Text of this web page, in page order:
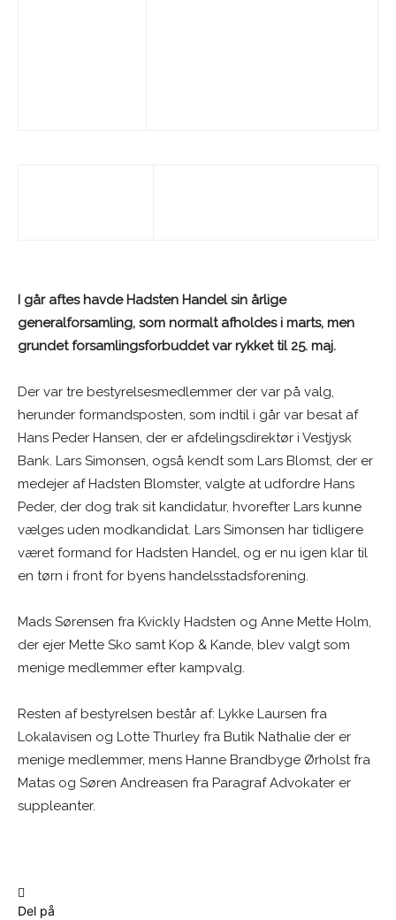
I går aftes havde Hadsten Handel sin årlige
generalforsamling, som normalt afholdes i marts, men
grundet forsamlingsforbuddet var rykket til 25. maj.
Der var tre bestyrelsesmedlemmer der var på valg,
herunder formandsposten, som indtil i går var besat af
Hans Peder Hansen, der er afdelingsdirektør i Vestjysk
Bank. Lars Simonsen, også kendt som Lars Blomst, der er
medejer af Hadsten Blomster, valgte at udfordre Hans
Peder, der dog trak sit kandidatur, hvorefter Lars kunne
vælges uden modkandidat. Lars Simonsen har tidligere
været formand for Hadsten Handel, og er nu igen klar til
en tørn i front for byens handelsstadsforening.
Mads Sørensen fra Kvickly Hadsten og Anne Mette Holm,
der ejer Mette Sko samt Kop & Kande, blev valgt som
menige medlemmer efter kampvalg.
Resten af bestyrelsen består af: Lykke Laursen fra
Lokalavisen og Lotte Thurley fra Butik Nathalie der er
menige medlemmer, mens Hanne Brandbyge Ørholst fra
Matas og Søren Andreasen fra Paragraf Advokater er
suppleanter.
Del på